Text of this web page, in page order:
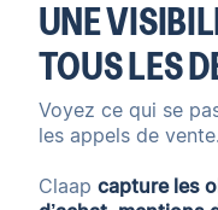
UNE
TOUS LES
Voyez ce qui se
les appels de vente.
Claap capture les